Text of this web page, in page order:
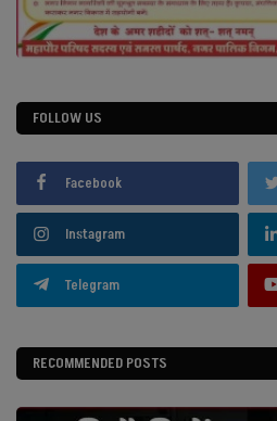
FOLLOW US
Facebook
Instagram
Telegram
RECOMMENDED POSTS